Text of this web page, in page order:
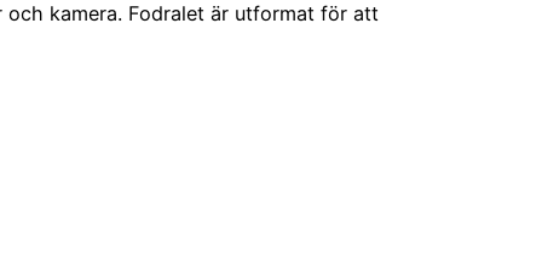
kamera. Fodralet är utformat för att